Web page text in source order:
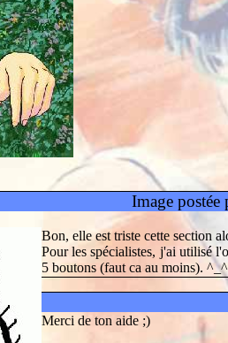
Image postée
Bon, elle est triste cette section
Pour les spécialistes, j'ai utilisé
5 boutons (faut ca au moins). ^_^
Merci de ton aide ;)